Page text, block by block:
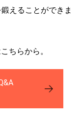
えることができま
ちらから。